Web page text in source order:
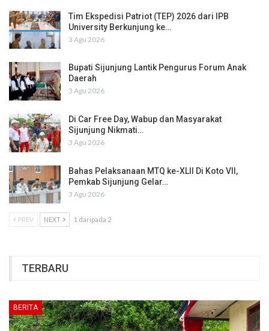
Tim Ekspedisi Patriot (TEP) 2026 dari IPB
University Berkunjung ke…
3 Agu 2026
Bupati Sijunjung Lantik Pengurus Forum Anak
Daerah
3 Agu 2026
Di Car Free Day, Wabup dan Masyarakat
Sijunjung Nikmati…
3 Agu 2026
Bahas Pelaksanaan MTQ ke-XLII Di Koto VII,
Pemkab Sijunjung Gelar…
3 Agu 2026
PREV NEXT 1 daripada 2
TERBARU
BERITA